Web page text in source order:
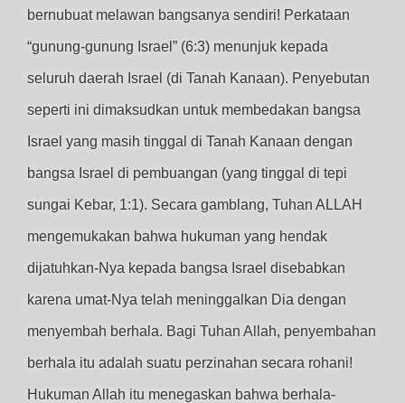
bernubuat melawan bangsanya sendiri! Perkataan
“gunung-gunung Israel” (6:3) menunjuk kepada
seluruh daerah Israel (di Tanah Kanaan). Penyebutan
seperti ini dimaksudkan untuk membedakan bangsa
Israel yang masih tinggal di Tanah Kanaan dengan
bangsa Israel di pembuangan (yang tinggal di tepi
sungai Kebar, 1:1). Secara gamblang, Tuhan ALLAH
mengemukakan bahwa hukuman yang hendak
dijatuhkan-Nya kepada bangsa Israel disebabkan
karena umat-Nya telah meninggalkan Dia dengan
menyembah berhala. Bagi Tuhan Allah, penyembahan
berhala itu adalah suatu perzinahan secara rohani!
Hukuman Allah itu menegaskan bahwa berhala-